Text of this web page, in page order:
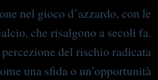
nel gioco d’azzardo, con le
che risalgono a secoli fa.
del rischio radicata
una sfida o un’opportunità